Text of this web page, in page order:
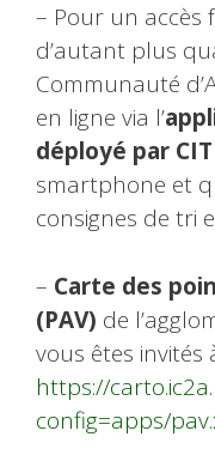
– Pour un accès
d’autant plus
Communauté
en ligne via l’
déployé par
smartphone et
consignes de tri
– Carte des
(PAV) de
vous êtes invités
https://
config=apps/